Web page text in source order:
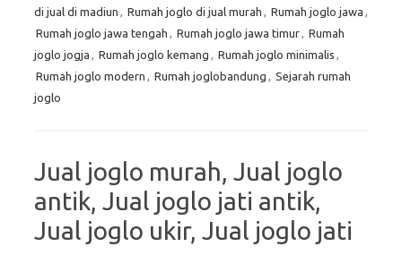
di jual di madiun , Rumah joglo di jual murah , Rumah joglo jawa ,
Rumah joglo jawa tengah , Rumah joglo jawa timur, Rumah
joglo jogja , Rumah joglo kemang , Rumah joglo minimalis ,
Rumah joglo modern , Rumah joglobandung , Sejarah rumah
joglo
Jual joglo murah, Jual joglo
antik, Jual joglo jati antik,
Jual joglo ukir, Jual joglo jati